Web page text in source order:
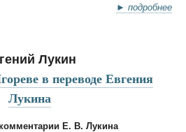
► подробнее
Лукин
в переводе Евгения
Лукина
Е. В. Лукина